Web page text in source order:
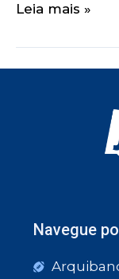
Leia mais »
Navegue